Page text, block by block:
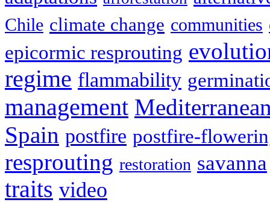
Chile climate change communities
epicormic resprouting
regime flammability
management
Spain postfire postfire-
resprouting restoration savanna
traits video